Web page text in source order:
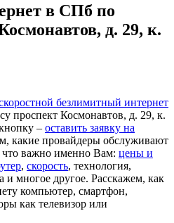
в СПб по
д. 29, к.
безлимитный интернет
проспект Космонавтов, д. 29, к.
– оставить заявку на
какие провайдеры обслуживают
важно именно Вам: цены и
, скорость, технология,
и многое другое. Расскажем, как
компьютер, смартфон,
как телевизор или